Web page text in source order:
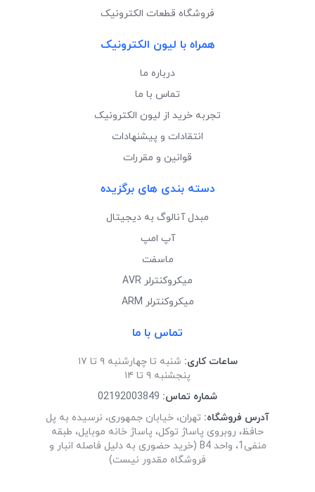
فروشگاه قطعات الکترونیک
همراه با لیون الکترونیک
درباره ما
تماس با ما
تجربه خرید از لیون الکترونیک
انتقادات و پیشنهادات
قوانین و مقررات
دسته بندی های برگزیده
مبدل آنالوگ به دیجیتال
آپ امپ
ماسفت
میکروکنترلر AVR
میکروکنترلر ARM
تماس با ما
ساعات کاری: شنبه تا چهارشنبه ۹ تا ۱۷
پنجشنبه ۹ تا ۱۴
شماره تماس: 02192003849
آدرس فروشگاه: تهران، خیابان جمهوری، نرسیده به پل
حافظ، روبروی پاساژ توکل، پاساژ خانه موبایل، طبقه
منفی1، واحد B4 (خرید حضوری به دلیل فاصله انبار و
فروشگاه مقدور نیست)